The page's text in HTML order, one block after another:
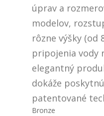
úprav a
modelov,
rôzne výšky (od
pripojenia vody
elegantný
dokáže
patentované
Bronze